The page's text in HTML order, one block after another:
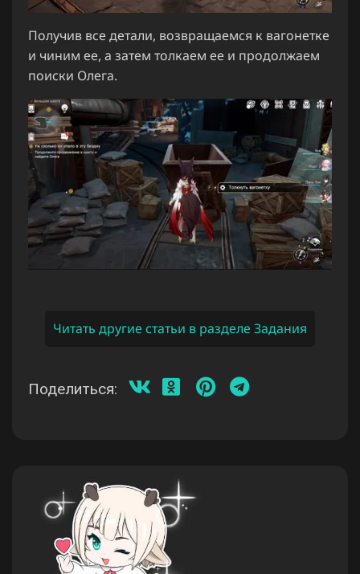
Получив все детали, возвращаемся к вагонетке
и чиним ее, а затем толкаем ее и продолжаем
поиски Олега.
Читать другие статьи в разделе Задания
Поделиться: